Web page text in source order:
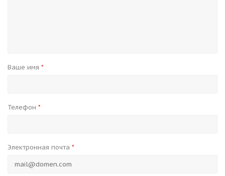
Ваше имя *
Телефон *
Электронная почта *